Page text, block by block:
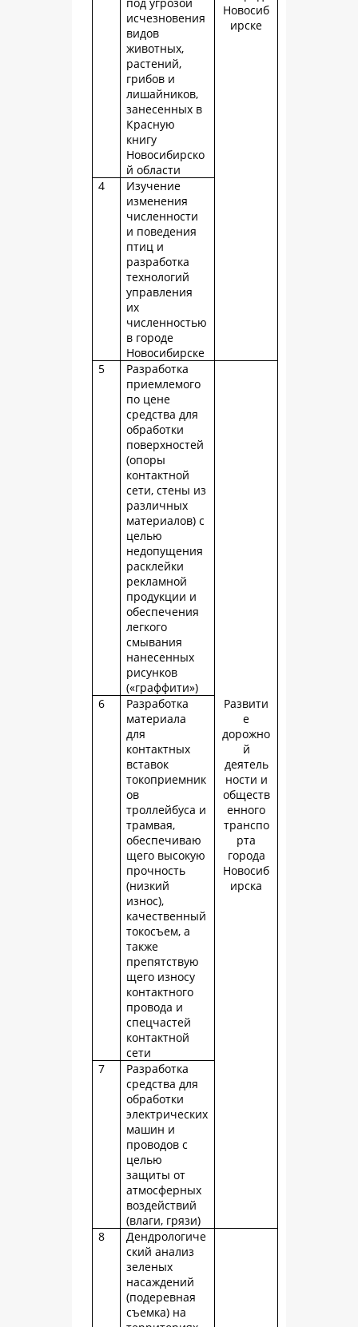
Новосиб
ирске
исчезновения
видов
животных,
растений,
грибов и
лишайников,
занесенных в
Красную
книгу
Новосибирско
й области
4
Изучение
изменения
численности
и поведения
птиц и
разработка
технологий
управления
их
численностью
в городе
Новосибирске
5
Разработка
приемлемого
по цене
средства для
обработки
поверхностей
(опоры
контактной
сети, стены из
различных
материалов) с
целью
недопущения
расклейки
рекламной
продукции и
обеспечения
легкого
смывания
нанесенных
рисунков
(«граффити»)
Развити
е
дорожно
й
деятель
ности и
обществ
енного
транспо
рта
города
Новосиб
ирска
6
Разработка
материала
для
контактных
вставок
токоприемник
ов
троллейбуса и
трамвая,
обеспечиваю
щего высокую
прочность
(низкий
износ),
качественный
токосъем, а
также
препятствую
щего износу
контактного
провода и
спецчастей
контактной
сети
7
Разработка
средства для
обработки
электрических
машин и
проводов с
целью
защиты от
атмосферных
воздействий
(влаги, грязи)
8
Дендрологиче
ский анализ
зеленых
насаждений
(подеревная
съемка) на